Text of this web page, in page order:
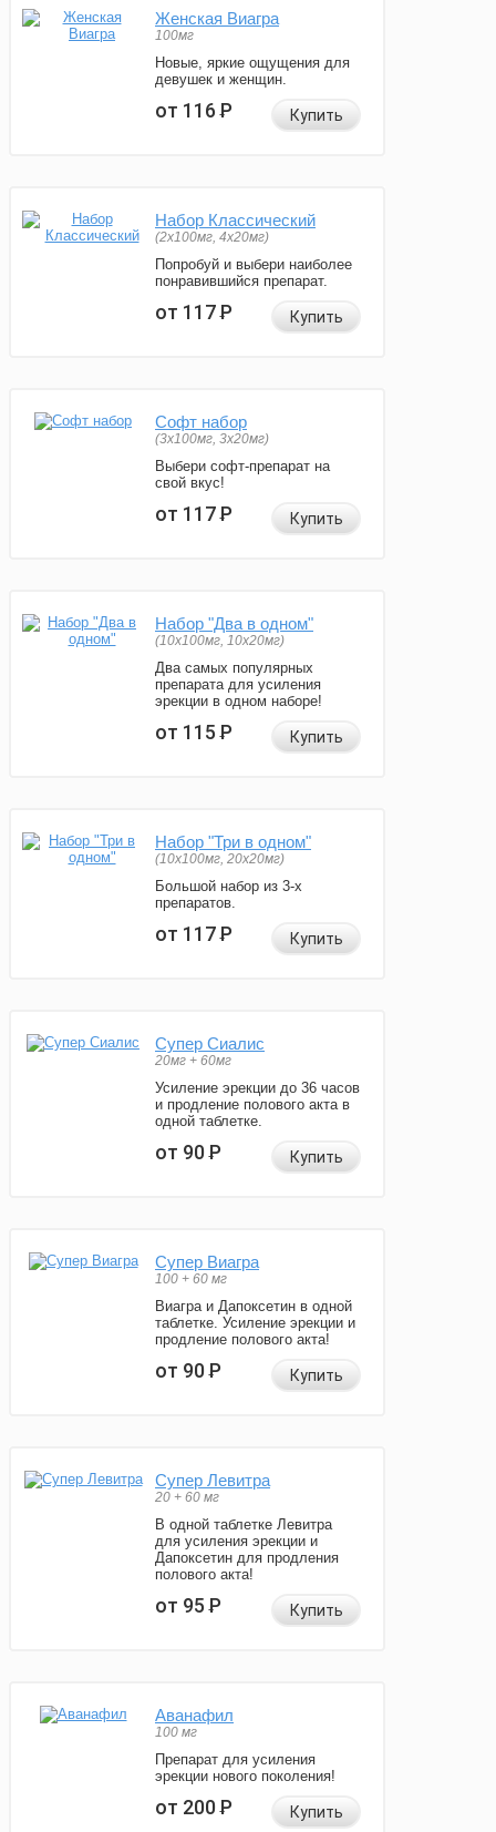
Женская Виагра
100мг
Новые, яркие ощущения для
девушек и женщин.
от 116Р Купить
Набор Классический
(2x100мг, 4x20мг)
Попробуй и выбери наиболее
понравившийся препарат.
от 117Р Купить
Софт набор
(3x100мг, 3x20мг)
Выбери софт-препарат на
свой вкус!
от 117Р Купить
Набор "Два в одном"
(10x100мг, 10x20мг)
Два самых популярных
препарата для усиления
эрекции в одном наборе!
от 115Р Купить
Набор "Три в одном"
(10x100мг, 20x20мг)
Большой набор из 3-х
препаратов.
от 117Р Купить
Супер Сиалис
20мг + 60мг
Усиление эрекции до 36 часов
и продление полового акта в
одной таблетке.
от 90Р Купить
Супер Виагра
100 + 60 мг
Виагра и Дапоксетин в одной
таблетке. Усиление эрекции и
продление полового акта!
от 90Р Купить
Супер Левитра
20 + 60 мг
В одной таблетке Левитра
для усиления эрекции и
Дапоксетин для продления
полового акта!
от 95Р Купить
Аванафил
100 мг
Препарат для усиления
эрекции нового поколения!
от 200Р Купить